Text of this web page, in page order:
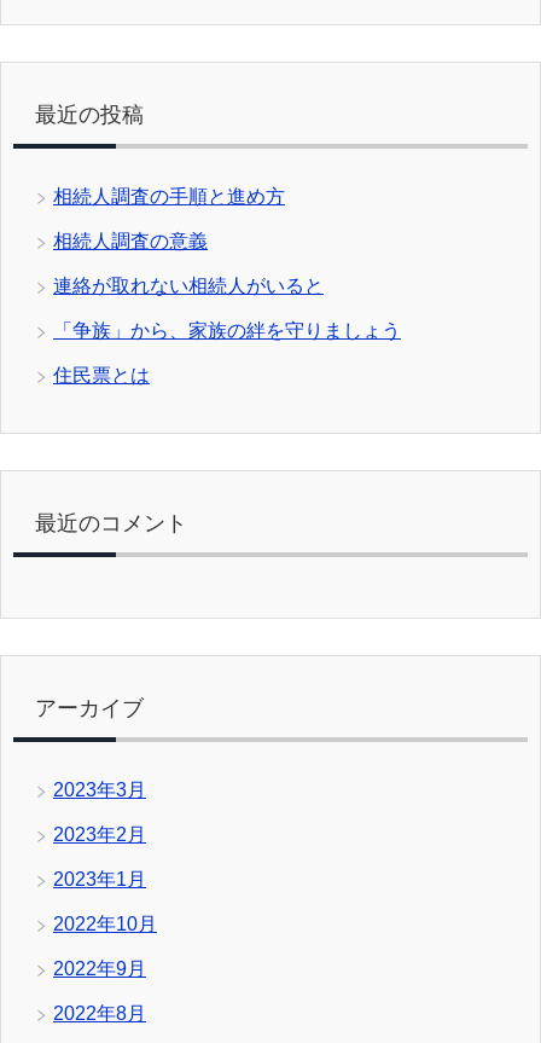
最近の投稿
相続人調査の手順と進め方
相続人調査の意義
連絡が取れない相続人がいると
「争族」から、家族の絆を守りましょう
住民票とは
最近のコメント
アーカイブ
2023年3月
2023年2月
2023年1月
2022年10月
2022年9月
2022年8月